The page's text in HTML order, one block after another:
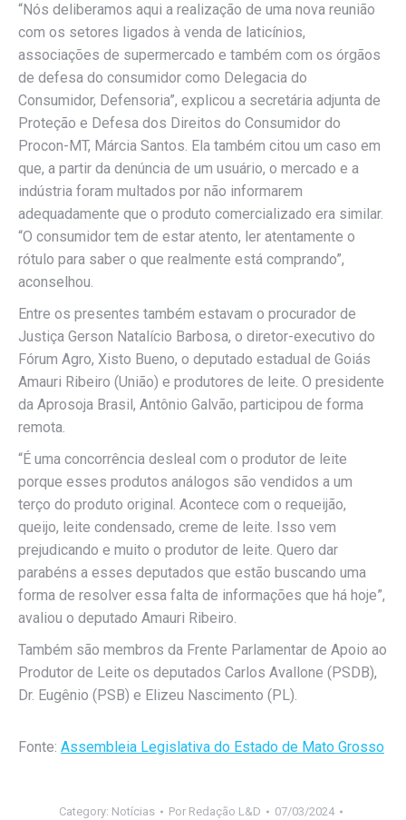
“Nós deliberamos aqui a realização de uma nova reunião
com os setores ligados à venda de laticínios,
associações de supermercado e também com os órgãos
de defesa do consumidor como Delegacia do
Consumidor, Defensoria”, explicou a secretária adjunta de
Proteção e Defesa dos Direitos do Consumidor do
Procon-MT, Márcia Santos. Ela também citou um caso em
que, a partir da denúncia de um usuário, o mercado e a
indústria foram multados por não informarem
adequadamente que o produto comercializado era similar.
“O consumidor tem de estar atento, ler atentamente o
rótulo para saber o que realmente está comprando”,
aconselhou.
Entre os presentes também estavam o procurador de
Justiça Gerson Natalício Barbosa, o diretor-executivo do
Fórum Agro, Xisto Bueno, o deputado estadual de Goiás
Amauri Ribeiro (União) e produtores de leite. O presidente
da Aprosoja Brasil, Antônio Galvão, participou de forma
remota.
“É uma concorrência desleal com o produtor de leite
porque esses produtos análogos são vendidos a um
terço do produto original. Acontece com o requeijão,
queijo, leite condensado, creme de leite. Isso vem
prejudicando e muito o produtor de leite. Quero dar
parabéns a esses deputados que estão buscando uma
forma de resolver essa falta de informações que há hoje”,
avaliou o deputado Amauri Ribeiro.
Também são membros da Frente Parlamentar de Apoio ao
Produtor de Leite os deputados Carlos Avallone (PSDB),
Dr. Eugênio (PSB) e Elizeu Nascimento (PL).
Fonte: Assembleia Legislativa do Estado de Mato Grosso
Category: Notícias Por Redação L&D
07/03/2024